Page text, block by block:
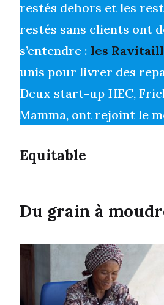
restés dehors et les
restés sans clients ont
s’entendre : les
unis pour livrer des
Deux start-up HEC,
Mamma, ont rejoint le
Equitable
Du grain à